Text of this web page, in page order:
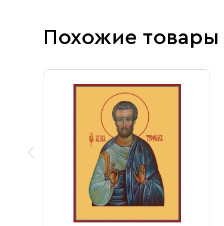
Похожие товары